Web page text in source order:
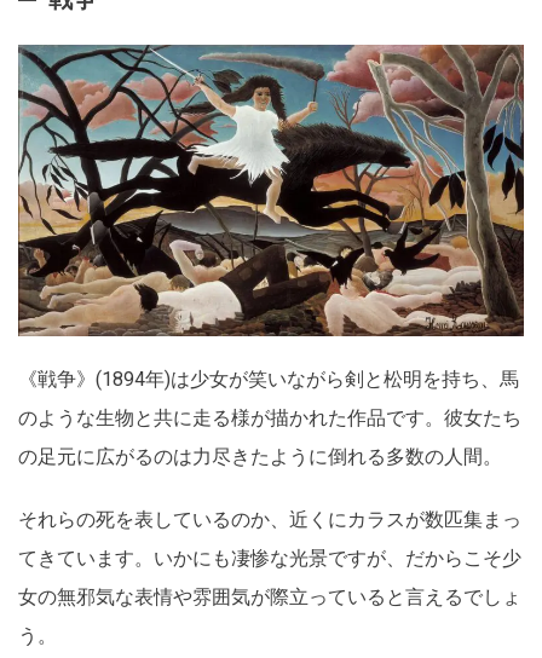
《戦争》(1894年)は少女が笑いながら剣と松明を持ち、馬
のような生物と共に走る様が描かれた作品です。彼女たち
の足元に広がるのは力尽きたように倒れる多数の人間。
それらの死を表しているのか、近くにカラスが数匹集まっ
てきています。いかにも凄惨な光景ですが、だからこそ少
女の無邪気な表情や雰囲気が際立っていると言えるでしょ
う。